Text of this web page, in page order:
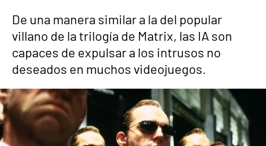
De una manera similar a la del popular
villano de la trilogía de Matrix, las IA son
capaces de expulsar a los intrusos no
deseados en muchos videojuegos.